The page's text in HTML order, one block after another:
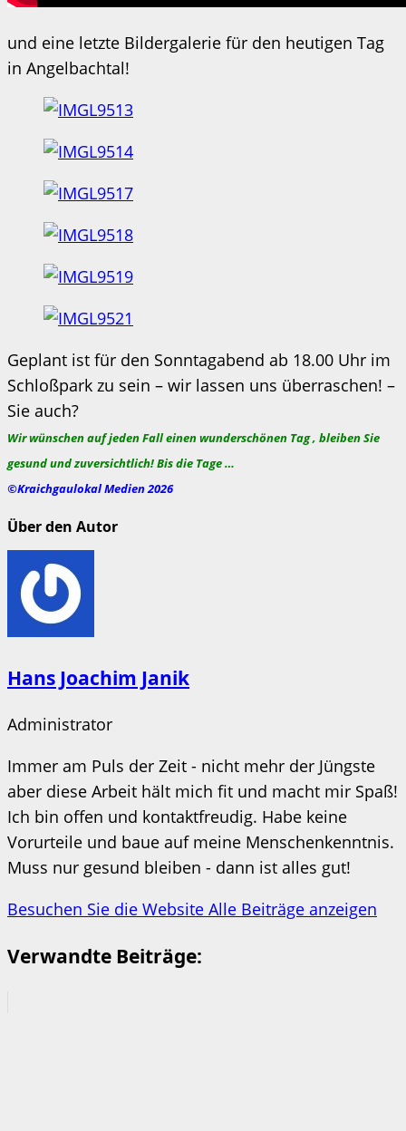
und eine letzte Bildergalerie für den heutigen Tag
in Angelbachtal!
Geplant ist für den Sonntagabend ab 18.00 Uhr im
Schloßpark zu sein – wir lassen uns überraschen! –
Sie auch?
Wir wünschen auf jeden Fall einen wunderschönen Tag , bleiben Sie
gesund und zuversichtlich! Bis die Tage …
©Kraichgaulokal Medien 2026
Über den Autor
Hans Joachim Janik
Administrator
Immer am Puls der Zeit - nicht mehr der Jüngste
aber diese Arbeit hält mich fit und macht mir Spaß!
Ich bin offen und kontaktfreudig. Habe keine
Vorurteile und baue auf meine Menschenkenntnis.
Muss nur gesund bleiben - dann ist alles gut!
Besuchen Sie die Website Alle Beiträge anzeigen
Verwandte Beiträge: